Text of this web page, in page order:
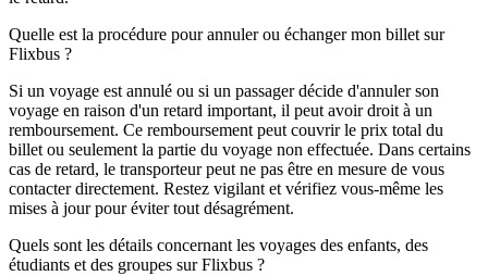
Quelle est la procédure pour annuler ou échanger mon billet sur
Flixbus ?
Si un voyage est annulé ou si un passager décide d'annuler son
voyage en raison d'un retard important, il peut avoir droit à un
remboursement. Ce remboursement peut couvrir le prix total du
billet ou seulement la partie du voyage non effectuée. Dans certains
cas de retard, le transporteur peut ne pas être en mesure de vous
contacter directement. Restez vigilant et vérifiez vous-même les
mises à jour pour éviter tout désagrément.
Quels sont les détails concernant les voyages des enfants, des
étudiants et des groupes sur Flixbus ?